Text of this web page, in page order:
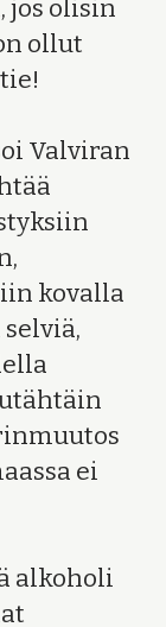
jos olisin
ollut
Valviran
kovalla
ei
alkoholi